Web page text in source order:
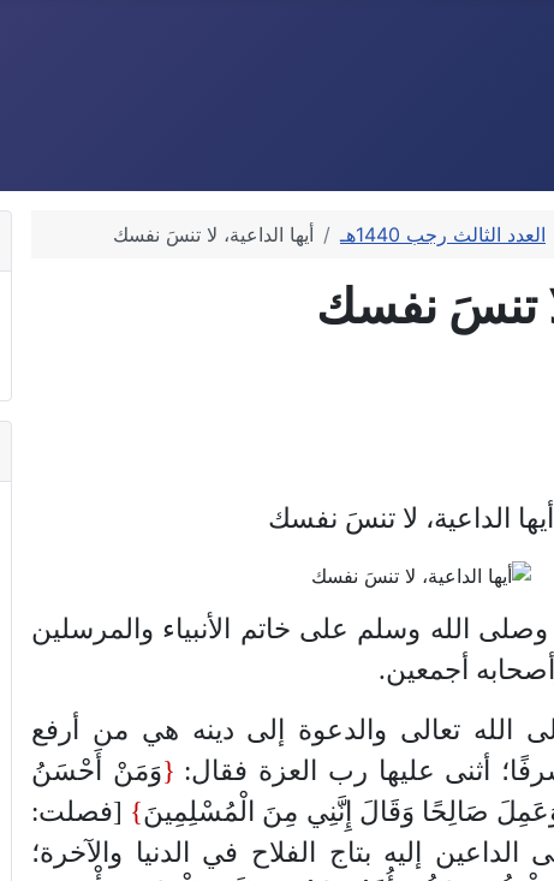
العدد الثالث رجب 1440هـ أيها الداعية، لا تنسَ نفسك
لا تنسَ نفسك
أيها الداعية، لا تنسَ نفسك
وصلى الله وسلم على خاتم الأنبياء والمرسلين
أجمعين.
الله تعالى والدعوة إلى دينه هي من أرفع
أثنى عليها رب العزة فقال: {وَمَنْ أَحْسَنُ
صَالِحًا وَقَالَ إِنَّنِي مِنَ الْمُسْلِمِينَ} [فصلت:
الداعين إليه بتاج الفلاح في الدنيا والآخرة؛